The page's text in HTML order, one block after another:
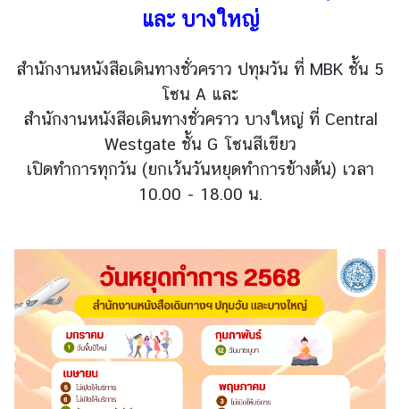
ข่
บ
ร
ร
ะ
ช
ช
น
และ บางใหญ่
สำนักงานหนังสือเดินทางชั่วคราว ปทุมวัน ที่ MBK ชั้น 5
โซน A และ
สำนักงานหนังสือเดินทางชั่วคราว บางใหญ่ ที่ Central
Westgate ชั้น G โซนสีเขียว
เปิดทำการทุกวัน (ยกเว้นวันหยุดทำการข้างต้น) เวลา
10.00 - 18.00 น.